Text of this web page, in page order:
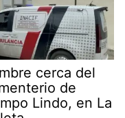
cerca del
de
Lindo, en La